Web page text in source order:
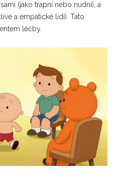
(jako trapní nebo nudní), a
a empatické lidi). Tato
léčby.